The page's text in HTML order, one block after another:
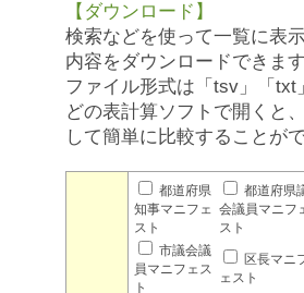
【ダウンロード】
検索などを使って一覧に表
内容をダウンロードできます
ファイル形式は「tsv」「txt
どの表計算ソフトで開くと
して簡単に比較することがで
都道府県
知事マニフェ
スト
都道府県
会議員マニフ
スト
市議会議
員マニフェス
ト
区長マニ
ェスト